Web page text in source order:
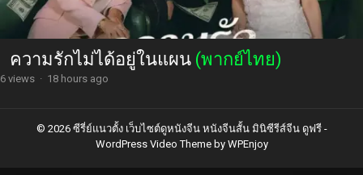
ความรักไม่ได้อยู่ในแผน (พากย์ไทย)
6 views · 18 hours ago
© 2026 ซีรี่ย์แนวตั้ง เว็บไซต์ดูหนังจีน หนังจีนสั้น มินิซีรีส์จีน ดูฟรี -
WordPress Video Themeby WPEnjoy